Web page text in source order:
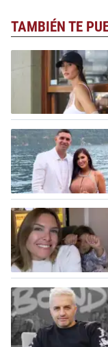
TAMBIÉN TE